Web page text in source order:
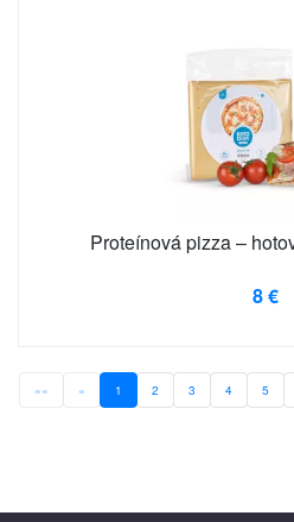
Proteínová pizza –
8 €
«« « 1 2 3 4 5